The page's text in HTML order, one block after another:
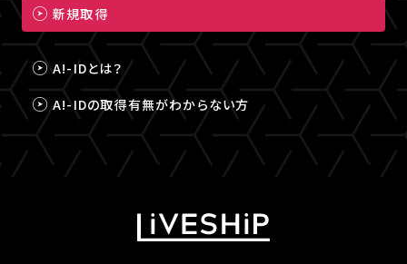
新規取得
A!-IDとは？
A!-IDの取得有無がわからない方